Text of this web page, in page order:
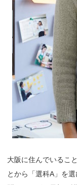
大阪に住んでいるこ
とから「選科A」を